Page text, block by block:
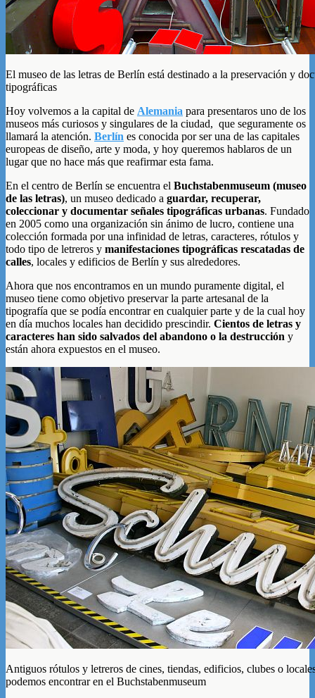
El museo de las letras de Berlín está destinado a la preservación y
tipográficas
Hoy volvemos a la capital de Alemania para presentaros uno de los
museos más curiosos y singulares de la ciudad, que seguramente os
llamará la atención. Berlín es conocida por ser una de las capitales
europeas de diseño, arte y moda, y hoy queremos hablaros de un
lugar que no hace más que reafirmar esta fama.
En el centro de Berlín se encuentra el Buchstabenmuseum (museo
de las letras), un museo dedicado a guardar, recuperar,
coleccionar y documentar señales tipográficas urbanas. Fundado
en 2005 como una organización sin ánimo de lucro, contiene una
colección formada por una infinidad de letras, caracteres, rótulos y
todo tipo de letreros y manifestaciones tipográficas rescatadas de
calles, locales y edificios de Berlín y sus alrededores.
Ahora que nos encontramos en un mundo puramente digital, el
museo tiene como objetivo preservar la parte artesanal de la
tipografía que se podía encontrar en cualquier parte y de la cual hoy
en día muchos locales han decidido prescindir. Cientos de letras y
caracteres han sido salvados del abandono o la destrucción y
están ahora expuestos en el museo.
Antiguos rótulos y letreros de cines, tiendas, edificios, clubes o
podemos encontrar en el Buchstabenmuseum